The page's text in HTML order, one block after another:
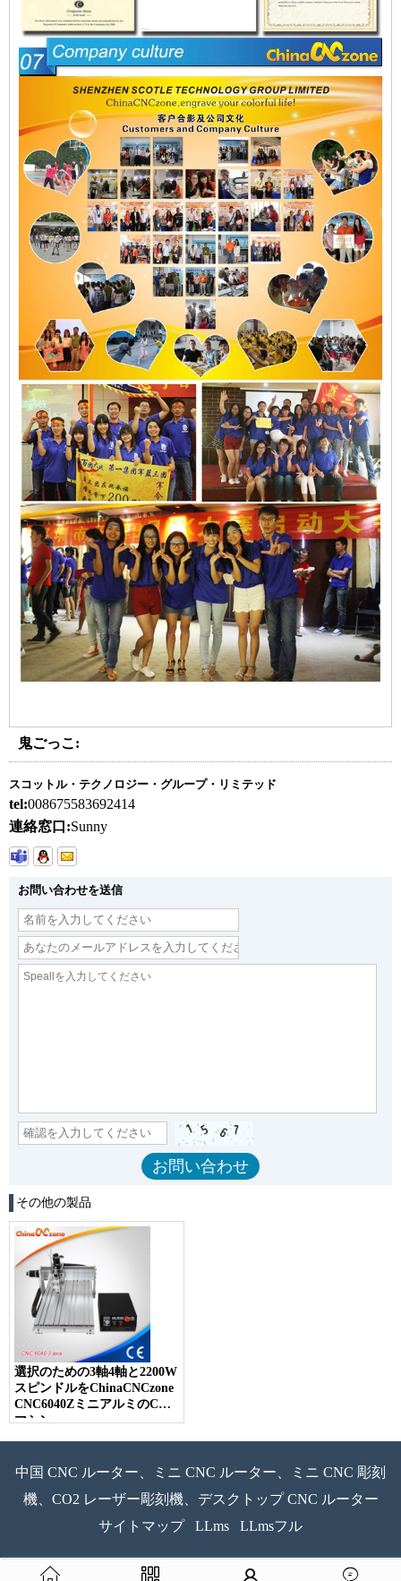
鬼ごっこ:
スコットル・テクノロジー・グループ・リミテッド
tel:008675583692414
連絡窓口:Sunny
お問い合わせを送信
その他の製品
選択のための3軸4軸と2200W
スピンドルをChinaCNCzone
CNC6040ZミニアルミのCNC
マシン
中国 CNC ルーター、ミニ CNC ルーター、ミニ CNC 彫刻
機、CO2 レーザー彫刻機、デスクトップ CNC ルーター
サイトマップ
LLms LLmsフル